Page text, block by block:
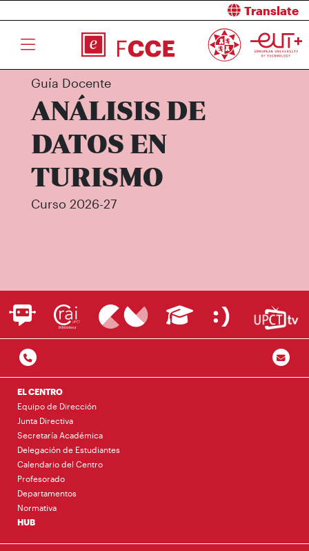
Translate
Guía Docente
ANÁLISIS DE
DATOS EN
TURISMO
Curso 2026-27
EL CENTRO
Equipo de Dirección
Junta Directiva
Secretaría Académica
Delegación de Estudiantes
Calendario del Centro
Profesorado
Departamentos
Normativa
HUB